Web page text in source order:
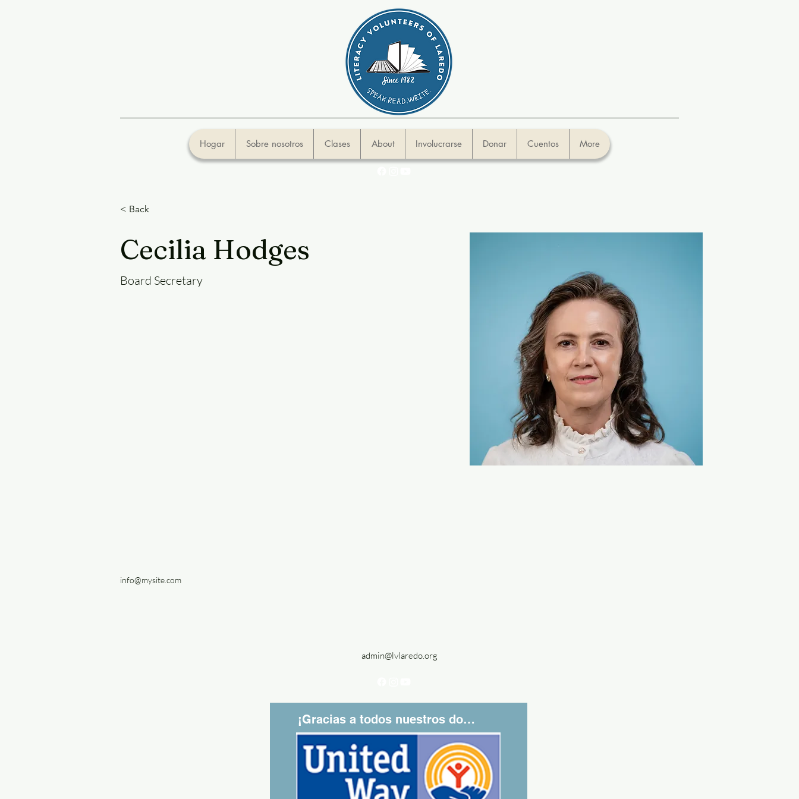
Hogar Sobre nosotros Clases About Involucrarse Donar Cuentos More
< Back
Cecilia Hodges
Board Secretary
info@mysite.com
admin@lvlaredo.org
¡Gracias a todos nuestros donantes!